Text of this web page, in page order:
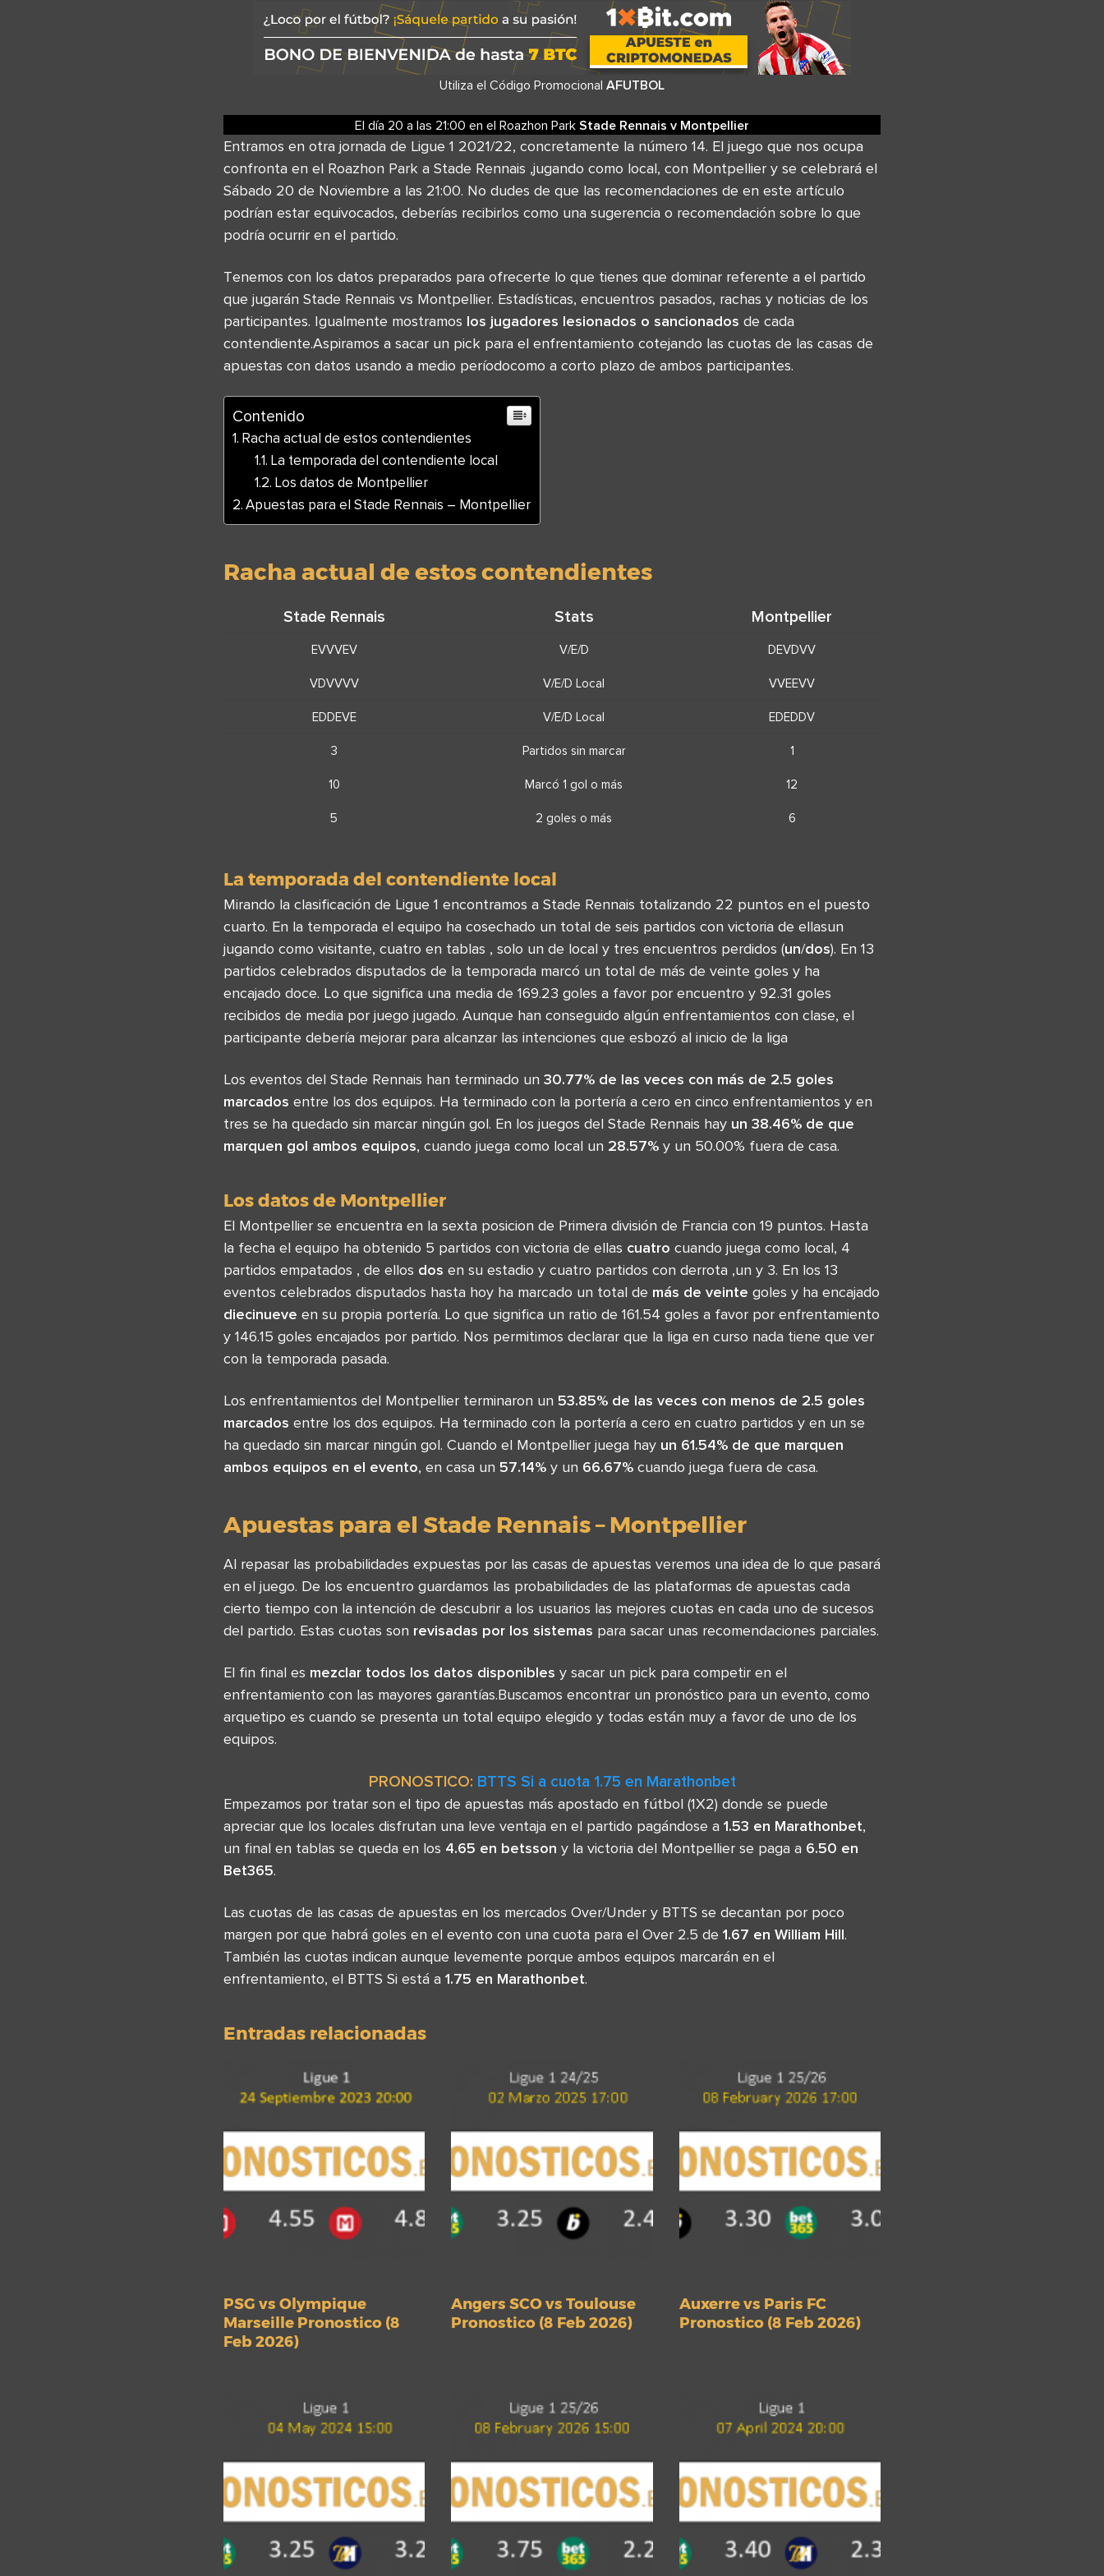
Utiliza el Código Promocional AFUTBOL
El día 20 a las 21:00 en el Roazhon Park Stade Rennais v Montpellier
Entramos en otra jornada de Ligue 1 2021/22, concretamente la número 14. El juego que nos ocupa
confronta en el Roazhon Park a Stade Rennais ,jugando como local, con Montpellier y se celebrará el
Sábado 20 de Noviembre a las 21:00. No dudes de que las recomendaciones de en este artículo
podrían estar equivocados, deberías recibirlos como una sugerencia o recomendación sobre lo que
podría ocurrir en el partido.
Tenemos con los datos preparados para ofrecerte lo que tienes que dominar referente a el partido
que jugarán Stade Rennais vs Montpellier. Estadísticas, encuentros pasados, rachas y noticias de los
participantes. Igualmente mostramos los jugadores lesionados o sancionados de cada
contendiente.Aspiramos a sacar un pick para el enfrentamiento cotejando las cuotas de las casas de
apuestas con datos usando a medio períodocomo a corto plazo de ambos participantes.
Contenido
Racha actual de estos contendientes
La temporada del contendiente local
Los datos de Montpellier
Apuestas para el Stade Rennais – Montpellier
Racha actual de estos contendientes
Stade Rennais Stats Montpellier
EVVVEV V/E/D DEVDVV
VDVVVV V/E/D Local VVEEVV
EDDEVE V/E/D Local EDEDDV
3 Partidos sin marcar 1
10 Marcó 1 gol o más 12
5 2 goles o más 6
La temporada del contendiente local
Mirando la clasificación de Ligue 1 encontramos a Stade Rennais totalizando 22 puntos en el puesto
cuarto. En la temporada el equipo ha cosechado un total de seis partidos con victoria de ellasun
jugando como visitante, cuatro en tablas , solo un de local y tres encuentros perdidos (un/dos). En 13
partidos celebrados disputados de la temporada marcó un total de más de veinte goles y ha
encajado doce. Lo que significa una media de 169.23 goles a favor por encuentro y 92.31 goles
recibidos de media por juego jugado. Aunque han conseguido algún enfrentamientos con clase, el
participante debería mejorar para alcanzar las intenciones que esbozó al inicio de la liga
Los eventos del Stade Rennais han terminado un 30.77% de las veces con más de 2.5 goles
marcados entre los dos equipos. Ha terminado con la portería a cero en cinco enfrentamientos y en
tres se ha quedado sin marcar ningún gol. En los juegos del Stade Rennais hay un 38.46% de que
marquen gol ambos equipos, cuando juega como local un 28.57% y un 50.00% fuera de casa.
Los datos de Montpellier
El Montpellier se encuentra en la sexta posicion de Primera división de Francia con 19 puntos. Hasta
la fecha el equipo ha obtenido 5 partidos con victoria de ellas cuatro cuando juega como local, 4
partidos empatados , de ellos dos en su estadio y cuatro partidos con derrota ,un y 3. En los 13
eventos celebrados disputados hasta hoy ha marcado un total de más de veinte goles y ha encajado
diecinueve en su propia portería. Lo que significa un ratio de 161.54 goles a favor por enfrentamiento
y 146.15 goles encajados por partido. Nos permitimos declarar que la liga en curso nada tiene que ver
con la temporada pasada.
Los enfrentamientos del Montpellier terminaron un 53.85% de las veces con menos de 2.5 goles
marcados entre los dos equipos. Ha terminado con la portería a cero en cuatro partidos y en un se
ha quedado sin marcar ningún gol. Cuando el Montpellier juega hay un 61.54% de que marquen
ambos equipos en el evento, en casa un 57.14% y un 66.67% cuando juega fuera de casa.
Apuestas para el Stade Rennais – Montpellier
Al repasar las probabilidades expuestas por las casas de apuestas veremos una idea de lo que pasará
en el juego. De los encuentro guardamos las probabilidades de las plataformas de apuestas cada
cierto tiempo con la intención de descubrir a los usuarios las mejores cuotas en cada uno de sucesos
del partido. Estas cuotas son revisadas por los sistemas para sacar unas recomendaciones parciales.
El fin final es mezclar todos los datos disponibles y sacar un pick para competir en el
enfrentamiento con las mayores garantías.Buscamos encontrar un pronóstico para un evento, como
arquetipo es cuando se presenta un total equipo elegido y todas están muy a favor de uno de los
equipos.
PRONOSTICO: BTTS Si a cuota 1.75 en Marathonbet
Empezamos por tratar son el tipo de apuestas más apostado en fútbol (1X2) donde se puede
apreciar que los locales disfrutan una leve ventaja en el partido pagándose a 1.53 en Marathonbet,
un final en tablas se queda en los 4.65 en betsson y la victoria del Montpellier se paga a 6.50 en
Bet365.
Las cuotas de las casas de apuestas en los mercados Over/Under y BTTS se decantan por poco
margen por que habrá goles en el evento con una cuota para el Over 2.5 de 1.67 en William Hill.
También las cuotas indican aunque levemente porque ambos equipos marcarán en el
enfrentamiento, el BTTS Si está a 1.75 en Marathonbet.
Entradas relacionadas
PSG vs Olympique
Marseille Pronostico (8
Feb 2026)
Angers SCO vs Toulouse
Pronostico (8 Feb 2026)
Auxerre vs Paris FC
Pronostico (8 Feb 2026)